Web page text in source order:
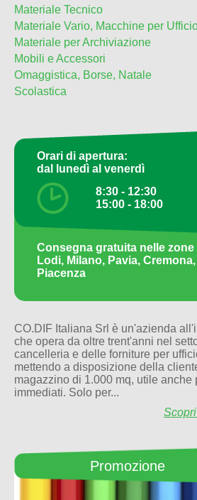
Materiale Tecnico
Materiale Vario, Macchine per
Materiale per Archiviazione
Mobili e Accessori
Omaggistica, Borse, Natale
Scolastica
Orari di apertura:
dal lunedì al venerdì
8:30 - 12:30
15:00 - 18:00
Consegna gratuita nelle zone
Lodi, Milano, Pavia, Cremona,
Piacenza
CO.DIF Italiana Srl è un'azienda
che opera da oltre trent'anni nel
cancelleria e delle forniture per
mettendo a disposizione della
magazzino di 1.000 mq, utile anche
immediati. Solo per...
Promozione